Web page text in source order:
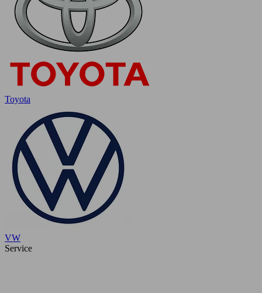
Toyota
VW
Service